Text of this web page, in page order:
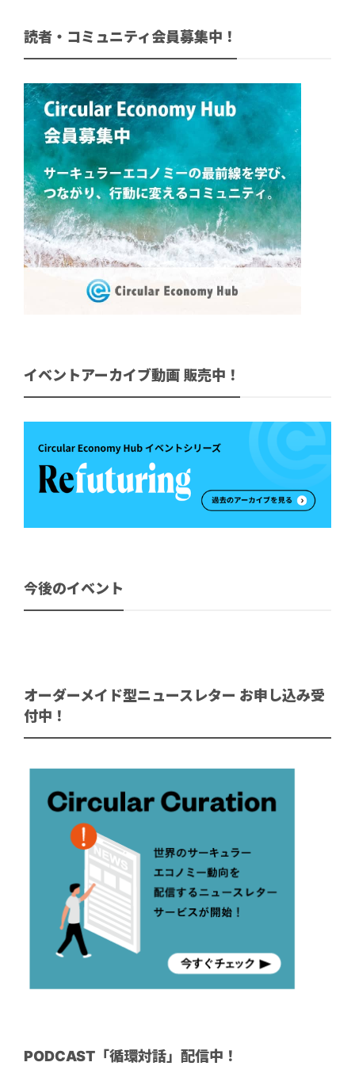
読者・コミュニティ会員募集中！
イベントアーカイブ動画 販売中！
今後のイベント
オーダーメイド型ニュースレター お申し込み受
付中！
PODCAST「循環対話」配信中！